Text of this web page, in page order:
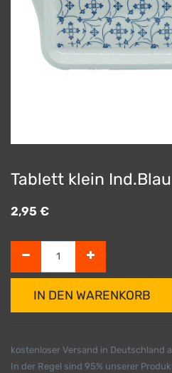
Tablett klein Ind.Blau
2,95 €
IN DEN WARENKORB
kostenloser Versand in Deutschland
In der Regel sind 95% unserer